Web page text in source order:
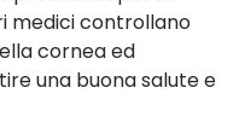
medici controllano
cornea ed
una buona salute e